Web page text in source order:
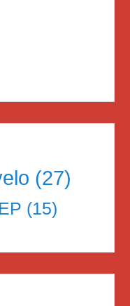
(27)
(15)